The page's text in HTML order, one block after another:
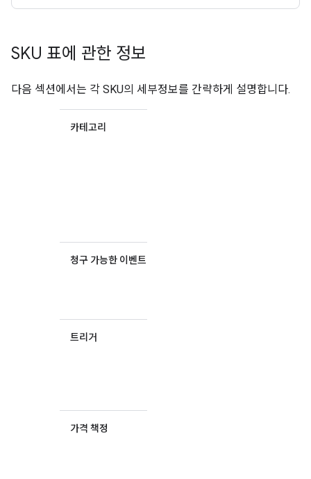
SKU 표에 관한 정보
다음 섹션에서는 각 SKU의 세부정보를 간략하게 설명합니다.
카테고리
청구 가능한 이벤트
트리거
가격 책정